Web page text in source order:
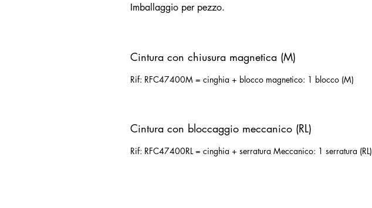
Imballaggio per pezzo.
Cintura con chiusura magnetica (M)
Rif: RFC47400M = cinghia + blocco magnetico: 1 blocco (M)
Cintura con bloccaggio meccanico (RL)
Rif: RFC47400RL = cinghia + serratura Meccanico: 1 serratura (RL)